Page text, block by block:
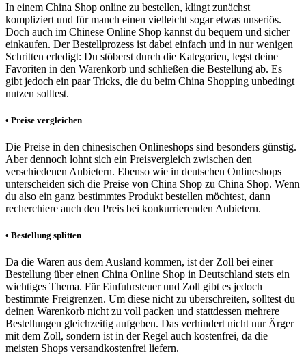
In einem China Shop online zu bestellen, klingt zunächst
kompliziert und für manch einen vielleicht sogar etwas unseriös.
Doch auch im Chinese Online Shop kannst du bequem und sicher
einkaufen. Der Bestellprozess ist dabei einfach und in nur wenigen
Schritten erledigt: Du stöberst durch die Kategorien, legst deine
Favoriten in den Warenkorb und schließen die Bestellung ab. Es
gibt jedoch ein paar Tricks, die du beim China Shopping unbedingt
nutzen solltest.
• Preise vergleichen
Die Preise in den chinesischen Onlineshops sind besonders günstig.
Aber dennoch lohnt sich ein Preisvergleich zwischen den
verschiedenen Anbietern. Ebenso wie in deutschen Onlineshops
unterscheiden sich die Preise von China Shop zu China Shop. Wenn
du also ein ganz bestimmtes Produkt bestellen möchtest, dann
recherchiere auch den Preis bei konkurrierenden Anbietern.
• Bestellung splitten
Da die Waren aus dem Ausland kommen, ist der Zoll bei einer
Bestellung über einen China Online Shop in Deutschland stets ein
wichtiges Thema. Für Einfuhrsteuer und Zoll gibt es jedoch
bestimmte Freigrenzen. Um diese nicht zu überschreiten, solltest du
deinen Warenkorb nicht zu voll packen und stattdessen mehrere
Bestellungen gleichzeitig aufgeben. Das verhindert nicht nur Ärger
mit dem Zoll, sondern ist in der Regel auch kostenfrei, da die
meisten Shops versandkostenfrei liefern.